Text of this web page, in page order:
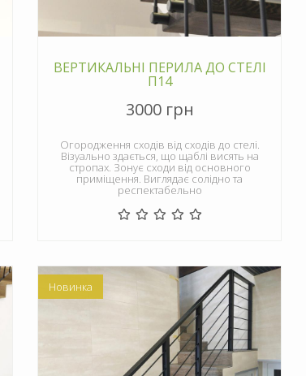
ВЕРТИКАЛЬНІ ПЕРИЛА ДО СТЕЛІ
П14
3000 грн
Огородження сходів від сходів до стелі.
Візуально здається, що щаблі висять на
стропах. Зонує сходи від основного
приміщення. Виглядає солідно та
респектабельно
Новинка